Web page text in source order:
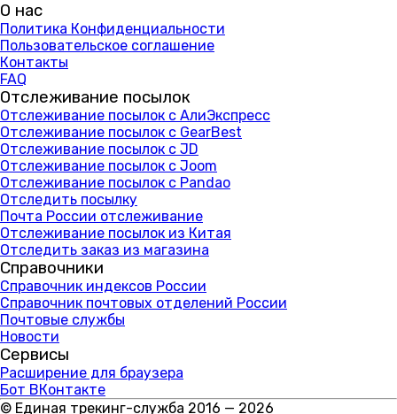
О нас
Политика Конфиденциальности
Пользовательское соглашение
Контакты
FAQ
Отслеживание посылок
Отслеживание посылок с АлиЭкспресс
Отслеживание посылок с GearBest
Отслеживание посылок с JD
Отслеживание посылок с Joom
Отслеживание посылок с Pandao
Отследить посылку
Почта России отслеживание
Отслеживание посылок из Китая
Отследить заказ из магазина
Справочники
Справочник индексов России
Справочник почтовых отделений России
Почтовые службы
Новости
Сервисы
Расширение для браузера
Бот ВКонтакте
© Единая трекинг-служба 2016 — 2026